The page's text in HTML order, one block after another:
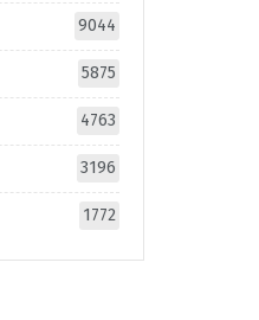
9044
5875
4763
3196
1772